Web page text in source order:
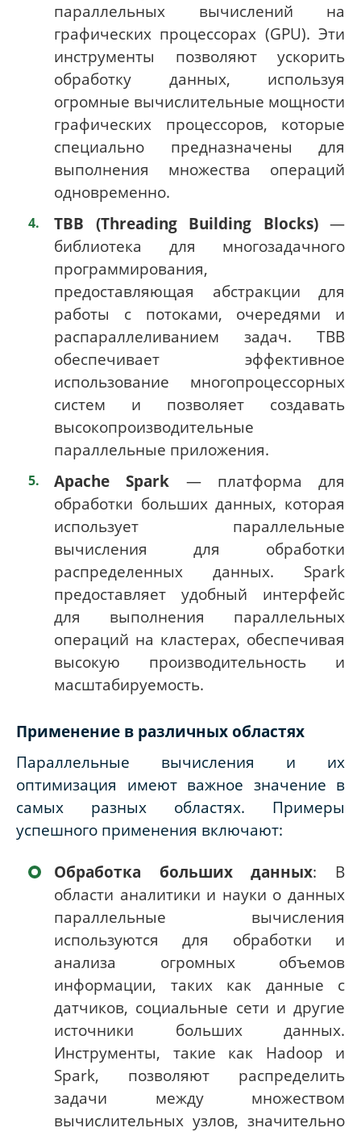
параллельных вычислений на
графических процессорах (GPU). Эти
инструменты позволяют ускорить
обработку данных, используя
огромные вычислительные мощности
графических процессоров, которые
специально предназначены для
выполнения множества операций
одновременно.
TBB (Threading Building Blocks)—
библиотека для многозадачного
программирования,
предоставляющая абстракции для
работы с потоками, очередями и
распараллеливанием задач. TBB
обеспечивает эффективное
использование многопроцессорных
систем и позволяет создавать
высокопроизводительные
параллельные приложения.
Apache Spark — платформа для
обработки больших данных, которая
использует параллельные
вычисления для обработки
распределенных данных. Spark
предоставляет удобный интерфейс
для выполнения параллельных
операций на кластерах, обеспечивая
высокую производительность и
масштабируемость.
Применение в различных областях
Параллельные вычисления и их
оптимизация имеют важное значение в
самых разных областях. Примеры
успешного применения включают:
Обработка больших данных: В
области аналитики и науки о данных
параллельные вычисления
используются для обработки и
анализа огромных объемов
информации, таких как данные с
датчиков, социальные сети и другие
источники больших данных.
Инструменты, такие как Hadoop и
Spark, позволяют распределить
задачи между множеством
вычислительных узлов, значительно